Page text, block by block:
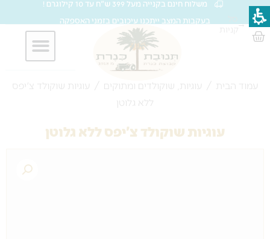
דילוג
לתוכן
משלוח חינם בקנייה מעל 399 ש"ח עד 10 קילוגרם !
בעקבות המצב ייתכנו עיכובים בזמני האספקה
עגלת
סל
→
קניות
עמוד הבית / עוגיות, שוקולדים ומתוקים / עוגיות שוקולד צ'יפס
ללא גלוטן
עוגיות שוקולד צ'יפס ללא גלוטן